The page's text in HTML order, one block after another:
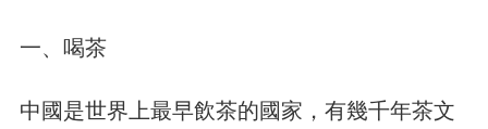
一、喝茶
中國是世界上最早飲茶的國家，有幾千年茶文